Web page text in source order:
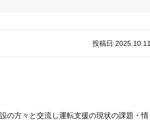
投稿日 2025.10.11
の方々と交流し運転支援の現状の課題・情